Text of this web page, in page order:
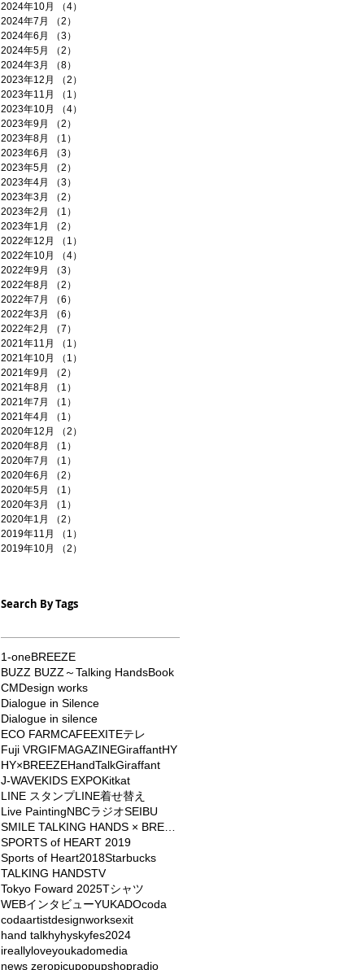
2024年10月
（4）
2024年7月
（2）
2024年6月
（3）
2024年5月
（2）
2024年3月
（8）
2023年12月
（2）
2023年11月
（1）
2023年10月
（4）
2023年9月
（2）
2023年8月
（1）
2023年6月
（3）
2023年5月
（2）
2023年4月
（3）
2023年3月
（2）
2023年2月
（1）
2023年1月
（2）
2022年12月
（1）
2022年10月
（4）
2022年9月
（3）
2022年8月
（2）
2022年7月
（6）
2022年3月
（6）
2022年2月
（7）
2021年11月
（1）
2021年10月
（1）
2021年9月
（2）
2021年8月
（1）
2021年7月
（1）
2021年4月
（1）
2020年12月
（2）
2020年8月
（1）
2020年7月
（1）
2020年6月
（2）
2020年5月
（1）
2020年3月
（1）
2020年1月
（2）
2019年11月
（1）
2019年10月
（2）
Search By Tags
1-oneBREEZE
BUZZ BUZZ～Talking HandsBook
CMDesign works
Dialogue in Silence
Dialogue in silence
ECO FARMCAFEEXITEテレ
Fuji VRGIFMAGAZINEGiraffantHY
HY×BREEZEHandTalkGiraffant
J-WAVEKIDS EXPOKitkat
LINE スタンプLINE着せ替え
Live PaintingNBCラジオSEIBU
SPORTS of HEART 2019
Sports of Heart2018Starbucks
TALKING HANDSTV
Tokyo Foward 2025Tシャツ
WEBインタビューYUKADOcoda
codaartistdesignworksexit
hand talkhyhyskyfes2024
ireallyloveyoukadomedia
news zeropicupopupshopradio